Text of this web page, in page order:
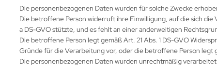
Die personenbezogenen Daten wurden für solche Zwecke
Die betroffene Person widerruft ihre Einwilligung, auf die sich
a DS-GVO stützte, und es fehlt an einer anderweitigen
Die betroffene Person legt gemäß Art. 21 Abs. 1 DS-GVO
Gründe für die Verarbeitung vor, oder die betroffene Person legt
Die personenbezogenen Daten wurden unrechtmäßig